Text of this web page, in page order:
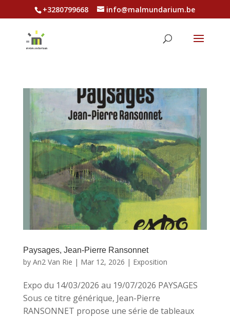
+3280799668 info@malmundarium.be
Paysages, Jean-Pierre Ransonnet
by An2 Van Rie | Mar 12, 2026 | Exposition
Expo du 14/03/2026 au 19/07/2026 PAYSAGES
Sous ce titre générique, Jean-Pierre
RANSONNET propose une série de tableaux